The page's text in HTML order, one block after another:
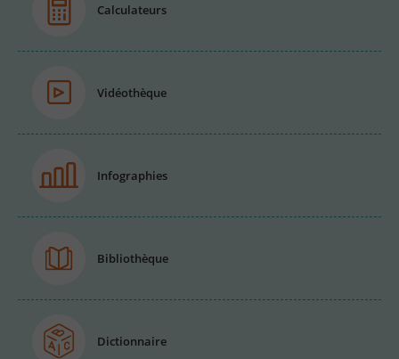
Calculateurs
Vidéothèque
Infographies
Bibliothèque
Dictionnaire